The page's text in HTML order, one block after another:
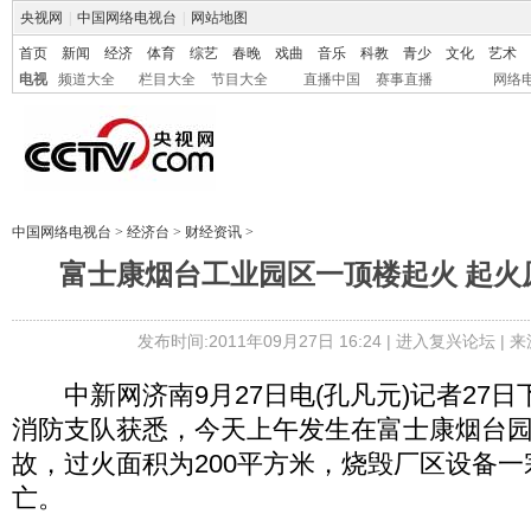
央视网 中国网络电视台 网站地图
首页 新闻 经济 体育 综艺 春晚 戏曲 音乐 科教 青少 文化
艺术
电视
频道大全 栏目大全 节目大全 直播中国 赛事直播 网络
中国网络电视台 > 经济台 > 财经资讯 >
富士康烟台工业园区一顶楼起火 起
发布时间:2011年09月27日 16:24 | 进入复兴论坛| 来
中新网济南9月27日电(孔凡元)记者27日
消防支队获悉，今天上午发生在富士康烟台
故，过火面积为200平方米，烧毁厂区设备
亡。